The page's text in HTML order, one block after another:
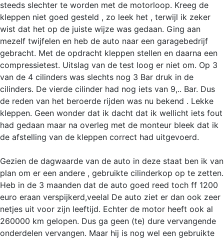
steeds slechter te worden met de motorloop. Kreeg de
kleppen niet goed gesteld , zo leek het , terwijl ik zeker
wist dat het op de juiste wijze was gedaan. Ging aan
mezelf twijfelen en heb de auto naar een garagebedrijf
gebracht. Met de opdracht kleppen stellen en daarna een
compressietest. Uitslag van de test loog er niet om. Op 3
van de 4 cilinders was slechts nog 3 Bar druk in de
cilinders. De vierde cilinder had nog iets van 9,.. Bar. Dus
de reden van het beroerde rijden was nu bekend . Lekke
kleppen. Geen wonder dat ik dacht dat ik wellicht iets fout
had gedaan maar na overleg met de monteur bleek dat ik
de afstelling van de kleppen correct had uitgevoerd.
Gezien de dagwaarde van de auto in deze staat ben ik van
plan om er een andere , gebruikte cilinderkop op te zetten.
Heb in de 3 maanden dat de auto goed reed toch ff 1200
euro eraan verspijkerd,veelal De auto ziet er dan ook zeer
netjes uit voor zijn leeftijd. Echter de motor heeft ook al
260000 km gelopen. Dus ga geen (te) dure vervangende
onderdelen vervangen. Maar hij is nog wel een gebruikte